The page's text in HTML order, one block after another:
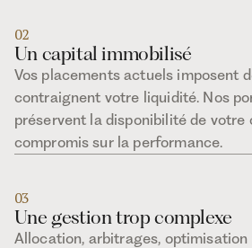
02
Un capital immobilisé
Vos placements actuels imposent
contraignent votre liquidité. Nos
préservent la disponibilité de votre
compromis sur la performance.
03
Une gestion trop complexe
Allocation, arbitrages, optimisation